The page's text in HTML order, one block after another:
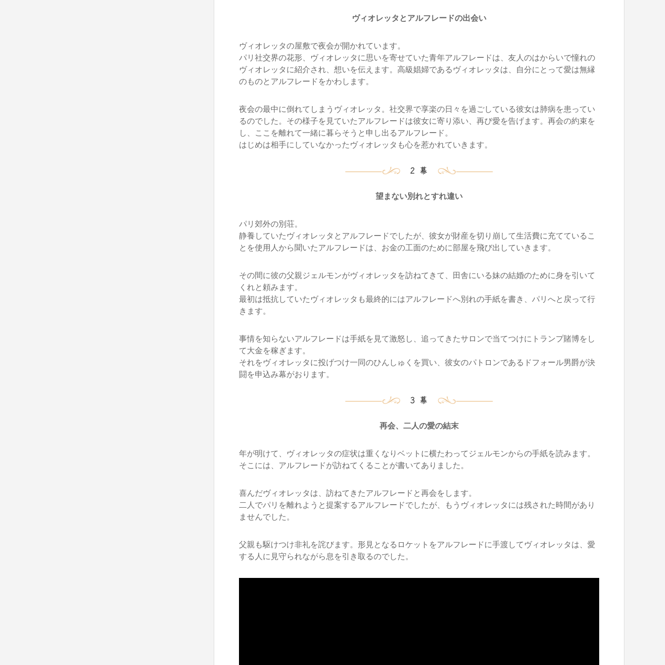
ヴィオレッタとアルフレードの出会い
ヴィオレッタの屋敷で夜会が開かれています。
パリ社交界の花形、ヴィオレッタに思いを寄せていた青年アルフレードは、友人のはからいで憧れの
ヴィオレッタに紹介され、想いを伝えます。高級娼婦であるヴィオレッタは、自分にとって愛は無縁
のものとアルフレードをかわします。
夜会の最中に倒れてしまうヴィオレッタ。社交界で享楽の日々を過ごしている彼女は肺病を患ってい
るのでした。その様子を見ていたアルフレードは彼女に寄り添い、再び愛を告げます。再会の約束を
し、ここを離れて一緒に暮らそうと申し出るアルフレード。
はじめは相手にしていなかったヴィオレッタも心を惹かれていきます。
望まない別れとすれ違い
パリ郊外の別荘。
静養していたヴィオレッタとアルフレードでしたが、彼女が財産を切り崩して生活費に充てているこ
とを使用人から聞いたアルフレードは、お金の工面のために部屋を飛び出していきます。
その間に彼の父親ジェルモンがヴィオレッタを訪ねてきて、田舎にいる妹の結婚のために身を引いて
くれと頼みます。
最初は抵抗していたヴィオレッタも最終的にはアルフレードへ別れの手紙を書き、パリへと戻って行
きます。
事情を知らないアルフレードは手紙を見て激怒し、追ってきたサロンで当てつけにトランプ賭博をし
て大金を稼ぎます。
それをヴィオレッタに投げつけ一同のひんしゅくを買い、彼女のパトロンであるドフォール男爵が決
闘を申込み幕がおります。
再会、二人の愛の結末
年が明けて、ヴィオレッタの症状は重くなりベットに横たわってジェルモンからの手紙を読みます。
そこには、アルフレードが訪ねてくることが書いてありました。
喜んだヴィオレッタは、訪ねてきたアルフレードと再会をします。
二人でパリを離れようと提案するアルフレードでしたが、もうヴィオレッタには残された時間があり
ませんでした。
父親も駆けつけ非礼を詫びます。形見となるロケットをアルフレードに手渡してヴィオレッタは、愛
する人に見守られながら息を引き取るのでした。